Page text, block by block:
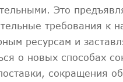
Это
требования к
ресурсам и
о новых способах
сокращения